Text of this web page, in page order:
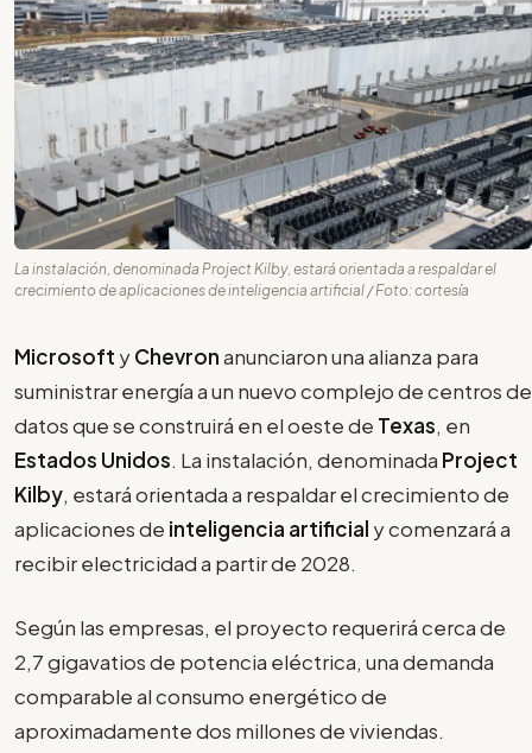
La instalación, denominada Project Kilby, estará orientada a respaldar el
crecimiento de aplicaciones de inteligencia artificial / Foto: cortesía
Microsoft yChevronanunciaron una alianza para
suministrar energía a un nuevo complejo de centros de
datos que se construirá en el oeste de Texas, en
Estados Unidos. La instalación, denominada Project
Kilby, estará orientada a respaldar el crecimiento de
aplicaciones de inteligencia artificial y comenzará a
recibir electricidad a partir de 2028.
Según las empresas, el proyecto requerirá cerca de
2,7 gigavatios de potencia eléctrica, una demanda
comparable al consumo energético de
aproximadamente dos millones de viviendas.